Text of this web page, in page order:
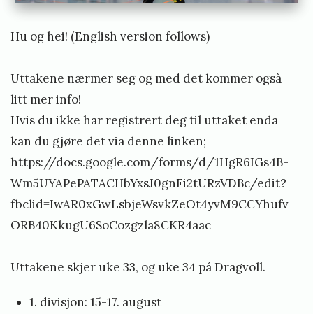
a
e
l
m
Hu og hei! (English version follows)
Uttakene nærmer seg og med det kommer også
litt mer info!
Hvis du ikke har registrert deg til uttaket enda
kan du gjøre det via denne linken;
https://docs.google.com/forms/d/1HgR6IGs4B-
Wm5UYAPePATACHbYxsJ0gnFi2tURzVDBc/edit?
fbclid=IwAR0xGwLsbjeWsvkZeOt4yvM9CCYhufv
ORB40KkugU6SoCozgzla8CKR4aac
Uttakene skjer uke 33, og uke 34 på Dragvoll.
1. divisjon: 15-17. august